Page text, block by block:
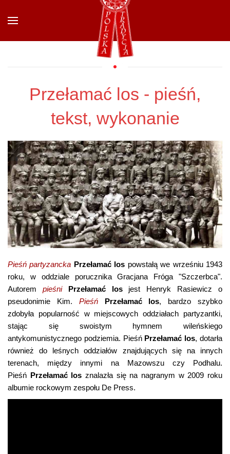
Przejdź do głównej treści
Przełamać los - pieśń,
tekst, wykonanie
Pieśń partyzancka Przełamać los powstałą we wrześniu 1943
roku, w oddziale porucznika Gracjana Fróga "Szczerbca".
Autorem pieśni Przełamać losjest Henryk Rasiewicz o
pseudonimie Kim. Pieśń Przełamać los, bardzo szybko
zdobyła popularność w miejscowych oddziałach partyzantki,
stając się swoistym hymnem wileńskiego
antykomunistycznego podziemia. Pieśń Przełamać los, dotarła
również do leśnych oddziałów znajdujących się na innych
terenach, między innymi na Mazowszu czy Podhalu.
Pieśń Przełamać los znalazła się na nagranym w 2009 roku
albumie rockowym zespołu De Press.